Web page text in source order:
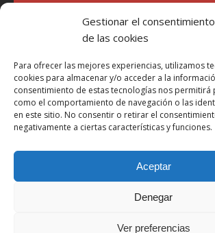
Gestionar el consentimiento
de las cookies
Para ofrecer las mejores experiencias, utilizamos
cookies para almacenar y/o acceder a la
consentimiento de estas tecnologías nos
como el comportamiento de navegación o las
en este sitio. No consentir o retirar el
negativamente a ciertas características y funciones.
Aceptar
Denegar
Ver preferencias
"Soy Manel Hospido, nací en Valencia en
año 2007 he escrito sobre motos en distintos
Millatrece.com es una apuesta por escribir
participa"
Aviso Legal
Política de Privacidad
Más Información sobre Cookies